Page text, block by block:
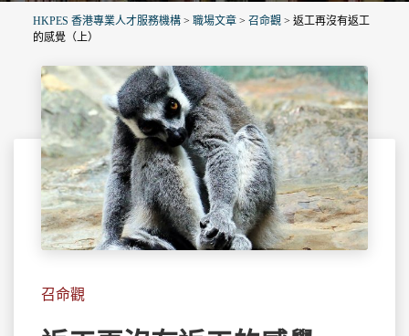
HKPES 香港專業人才服務機構 > 職場文章 > 召命觀 > 返工再沒有返工
的感覺（上）
召命觀